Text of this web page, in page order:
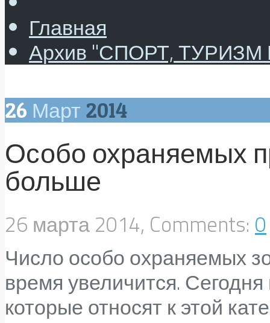
Главная
Архив "СПОРТ,
26 Март 2014
Особо охраняемых
больше
26 марта 2014, Comments: 0
Число особо охраняемых
время увеличится.
которые относят к этой